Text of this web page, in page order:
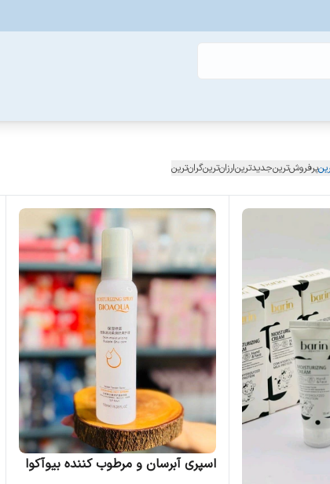
پرفروش‌ترینجدیدترینارزان‌ترینگران‌ترین
اسپری آبرسان و مرطوب کننده بیوآکوا